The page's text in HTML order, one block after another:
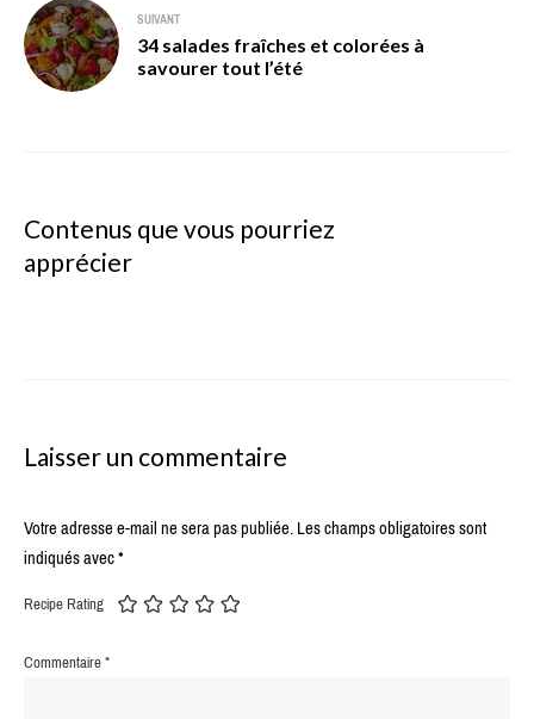
SUIVANT
34 salades fraîches et colorées à
savourer tout l’été
Contenus que vous pourriez
apprécier
Laisser un commentaire
Votre adresse e-mail ne sera pas publiée.Les champs obligatoires sont
indiqués avec*
Recipe Rating
Commentaire*